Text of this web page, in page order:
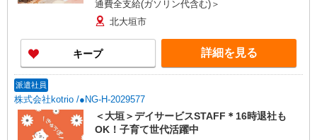
通費全支給(ガソリン代含む)＞
北大垣市
キープ 詳細を見る
派遣社員
株式会社kotrio /●NG-H-2029577
＜大垣＞デイサービスSTAFF＊16時退社も
OK！子育て世代活躍中